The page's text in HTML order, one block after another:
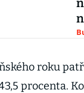
roku
procenta.